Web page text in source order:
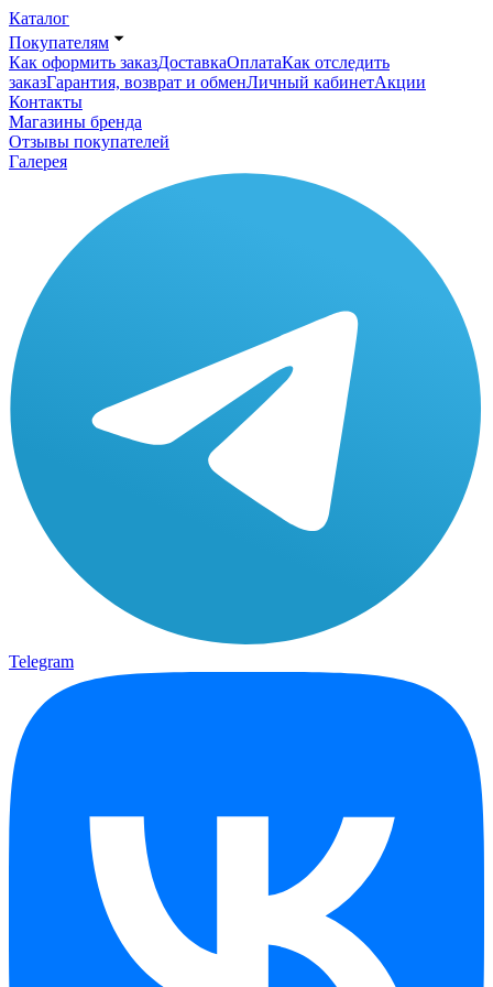
Каталог
Покупателям
Как оформить заказДоставкаОплатаКак отследить
заказГарантия, возврат и обменЛичный кабинетАкции
Контакты
Магазины бренда
Отзывы покупателей
Галерея
Telegram